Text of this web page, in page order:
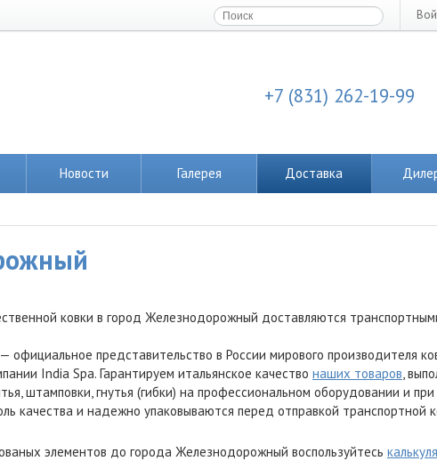
+7 (831) 262-19-99
Новости Галерея Доставка
ковки в город Железнодорожный доставляются
представительство в России мирового производителя
India Spa. Гарантируем итальянское качество наших товаров,
штамповки, гнутья (гибки) на профессиональном оборудовании и
качества и надежно упаковываются перед отправкой транспортной
элементов до города Железнодорожный воспользуйтесь